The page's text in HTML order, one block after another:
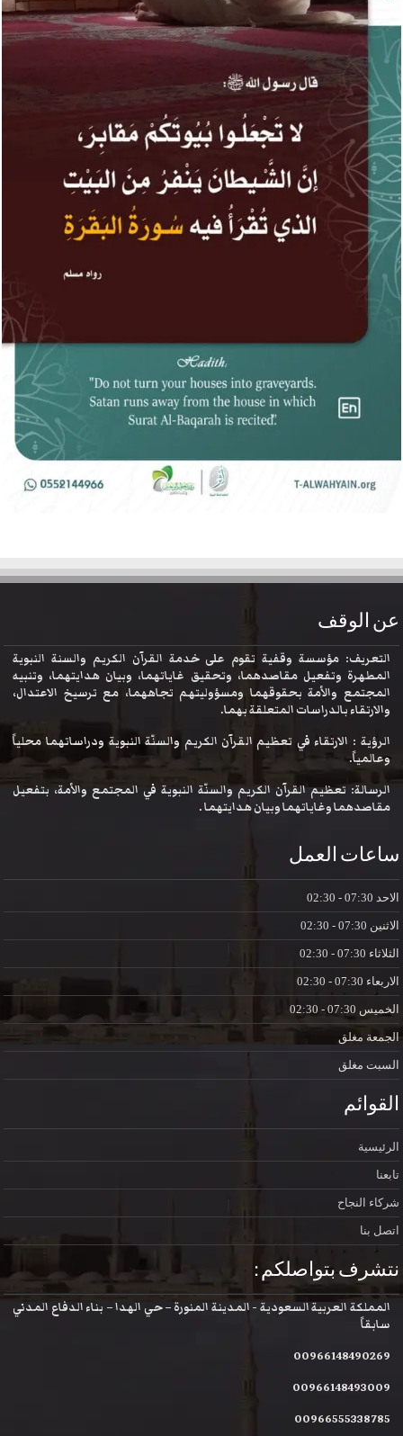
عن الوقف
التعريف: مؤسسة وقفية تقوم على خدمة القرآن الكريم والسنة النبوية
المطهرة وتفعيل مقاصدهما، وتحقيق غاياتهما، وبيان هدايتهما، وتنبيه
المجتمع والأمة بحقوقهما ومسؤوليتهم تجاههما، مع ترسيخ الاعتدال،
والارتقاء بالدراسات المتعلقة بهما.
الرؤية : الارتقاء في تعظيم القرآن الكريم والسنّة النبوية ودراساتهما محلياً
وعالمياً.
الرسالة: تعظيم القرآن الكريم والسنّة النبوية في المجتمع والأمة، بتفعيل
مقاصدهما وغاياتهما وبيان هدايتهما .
ساعات العمل
الاحد
الاثنين
الثلاثاء
الاربعاء
الخميس
الجمعة مغلق
السبت مغلق
القوائم
الرئيسية
تابعنا
شركاء النجاح
اتصل بنا
نتشرف بتواصلكم :
المملكة العربية السعودية - المدينة المنورة – حي الهدا – بناء الدفاع المدني
سابقاً
00966148490269
00966148493009
00966555338785